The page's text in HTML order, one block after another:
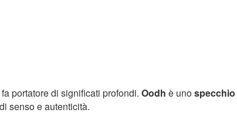
portatore di significati profondi. Oodh è unospecchio
senso e autenticità.